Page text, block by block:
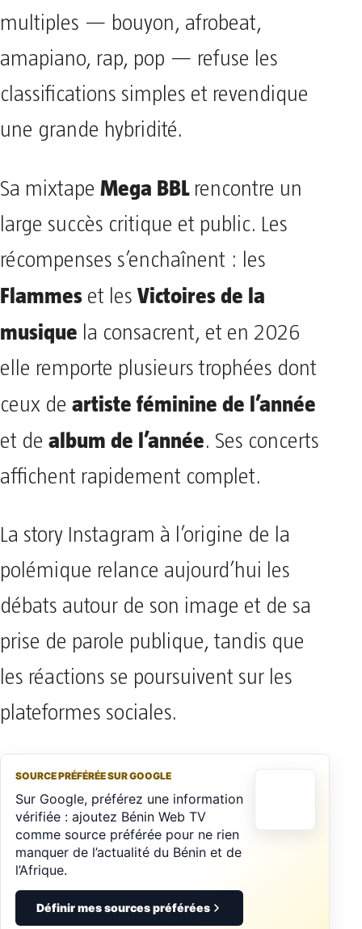
multiples — bouyon, afrobeat,
amapiano, rap, pop — refuse les
classifications simples et revendique
une grande hybridité.
Sa mixtape Mega BBLrencontre un
large succès critique et public. Les
récompenses s’enchaînent : les
Flammes et les Victoires de la
musique la consacrent, et en 2026
elle remporte plusieurs trophées dont
ceux de artiste féminine de l’année
et de album de l’année. Ses concerts
affichent rapidement complet.
La story Instagram à l’origine de la
polémique relance aujourd’hui les
débats autour de son image et de sa
prise de parole publique, tandis que
les réactions se poursuivent sur les
plateformes sociales.
SOURCE PRÉFÉRÉE SUR GOOGLE
Sur Google, préférez une information
vérifiée : ajoutez Bénin Web TV
comme source préférée pour ne rien
manquer de l’actualité du Bénin et de
l’Afrique.
Définir mes sources préférées